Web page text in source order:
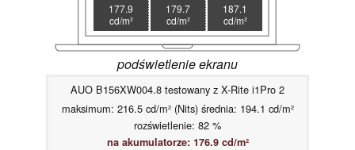
177.9
cd/m²
179.7
cd/m²
187.1
cd/m²
podświetlenie ekranu
AUO B156XW004.8 testowany z X-Rite i1Pro 2
maksimum: 216.5 cd/m² (Nits) średnia: 194.1 cd/m²
rozświetlenie: 82 %
na akumulatorze: 176.9 cd/m²